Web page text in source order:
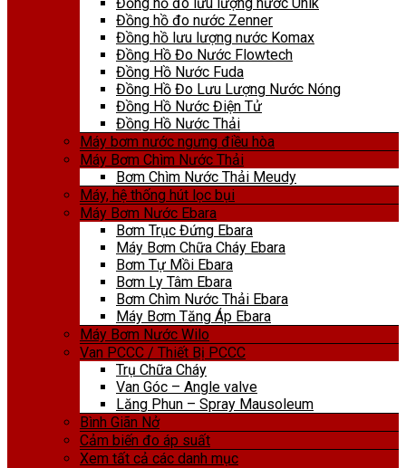
Đồng hồ đo nước Zenner
Đồng hồ lưu lượng nước Komax
Đồng Hồ Đo Nước Flowtech
Đồng Hồ Nước Fuda
Đồng Hồ Đo Lưu Lượng Nước Nóng
Đồng Hồ Nước Điện Tử
Đồng Hồ Nước Thải
Máy bơm nước ngưng điều hòa
Máy Bơm Chìm Nước Thải
Bơm Chìm Nước Thải Meudy
Máy, hệ thống hút lọc bụi
Máy Bơm Nước Ebara
Bơm Trục Đứng Ebara
Máy Bơm Chữa Cháy Ebara
Bơm Tự Mồi Ebara
Bơm Ly Tâm Ebara
Bơm Chìm Nước Thải Ebara
Máy Bơm Tăng Áp Ebara
Máy Bơm Nước Wilo
Van PCCC / Thiết Bị PCCC
Trụ Chữa Cháy
Van Góc – Angle valve
Lăng Phun – Spray Mausoleum
Bình Giãn Nở
Cảm biến đo áp suất
Xem tất cả các danh mục